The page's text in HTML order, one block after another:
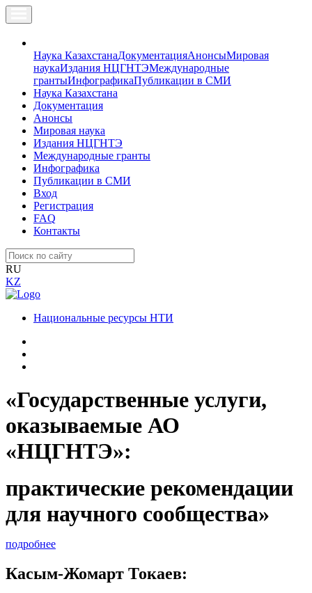
Наука КазахстанаДокументацияАнонсыМировая
наукаИздания НЦГНТЭМеждународные
грантыИнфографикаПубликации в СМИ
Наука Казахстана
Документация
Анонсы
Мировая наука
Издания НЦГНТЭ
Международные гранты
Инфографика
Публикации в СМИ
Вход
Регистрация
FAQ
Контакты
RU
KZ
Национальные ресурсы НТИ
«Государственные услуги,
оказываемые АО
«НЦГНТЭ»:
практические рекомендации
для научного сообщества»
подробнее
Касым-Жомарт Токаев: